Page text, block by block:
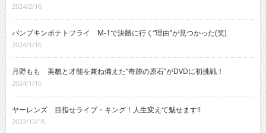
2024/2/16
パンプキンポテトフライ M-1で決勝に行く“理由”が見つかった(笑)
2024/1/16
月野もも 美貌と才能を兼ね備えた“奇跡の原石”がDVDに初挑戦！
2024/1/16
ヤーレンズ 目指せライブ・キング！人生変えて魅せます!!
2023/12/15